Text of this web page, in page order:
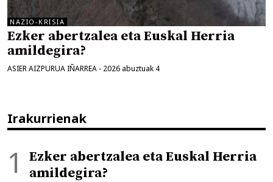
NAZIO-KRISIA
Ezker abertzalea eta Euskal Herria
amildegira?
ASIER AIZPURUA IÑARREA - 2026 abuztuak 4
Irakurrienak
Ezker abertzalea eta Euskal Herria
amildegira?